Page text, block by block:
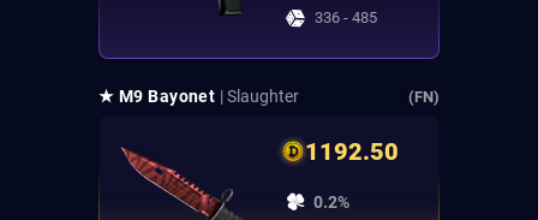
336 - 485
★ M9 Bayonet | Slaughter (FN)
1192.50
0.2%